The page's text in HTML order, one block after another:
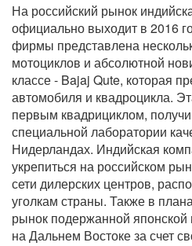
На российский рынок
официально выходит в 2016
фирмы представлена
мотоциклов и абсолютной
классе - Bajaj Qute, которая
автомобиля и квадроцикла.
первым квадрициклом,
специальной лаборатории
Нидерландах. Индийская
укрепиться на российском
сети дилерских центров,
уголкам страны. Также в
рынок подержанной
на Дальнем Востоке за счет